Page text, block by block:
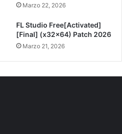
Marzo 22, 2026
FL Studio Free[Activated]
[Final] (x32x64) Patch 2026
Marzo 21, 2026